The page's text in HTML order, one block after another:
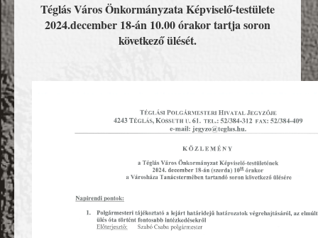
Téglás Város Önkormányzata Képviselő-testülete
2024.december 18-án 10.00 órakor tartja soron
következő ülését.